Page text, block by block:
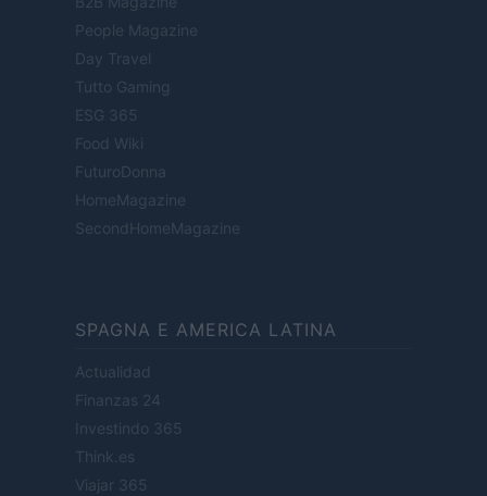
People Magazine
Day Travel
Tutto Gaming
ESG 365
Food Wiki
FuturoDonna
HomeMagazine
SecondHomeMagazine
SPAGNA E AMERICA LATINA
Actualidad
Finanzas 24
Investindo 365
Think.es
Viajar 365